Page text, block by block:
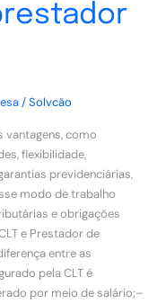
/Solvcão
vantagens, como
flexibilidade,
previdenciárias,
modo de trabalho
e obrigações
e Prestador de
entre as
pela CLT é
por meio de salário;–